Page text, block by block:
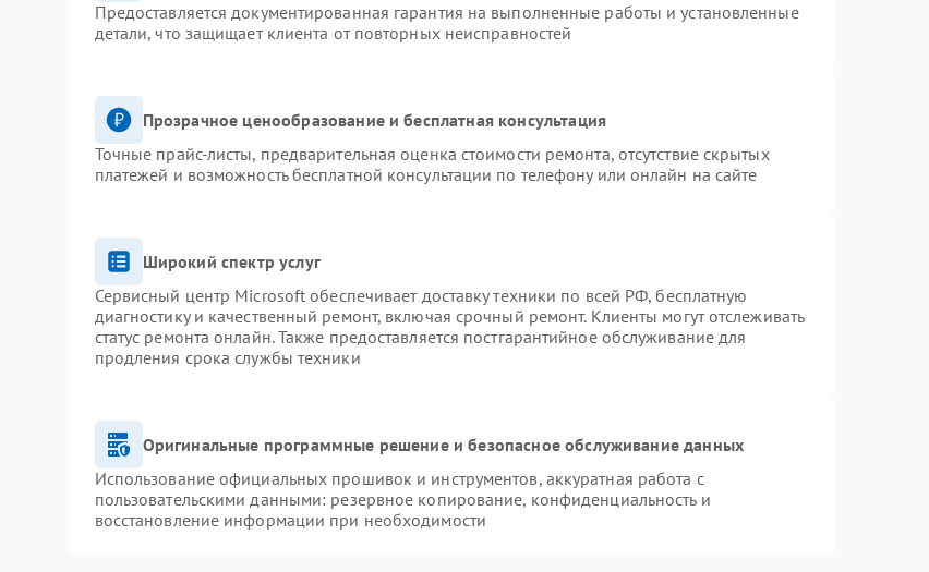
Предоставляется документированная гарантия на выполненные работы и установленные
детали, что защищает клиента от повторных неисправностей
Прозрачное ценообразование и бесплатная консультация
Точные прайс-листы, предварительная оценка стоимости ремонта, отсутствие скрытых
платежей и возможность бесплатной консультации по телефону или онлайн на сайте
Широкий спектр услуг
Сервисный центр Microsoft обеспечивает доставку техники по всей РФ, бесплатную
диагностику и качественный ремонт, включая срочный ремонт. Клиенты могут отслеживать
статус ремонта онлайн. Также предоставляется постгарантийное обслуживание для
продления срока службы техники
Оригинальные программные решение и безопасное обслуживание данных
Использование официальных прошивок и инструментов, аккуратная работа с
пользовательскими данными: резервное копирование, конфиденциальность и
восстановление информации при необходимости